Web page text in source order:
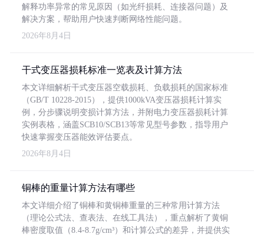
解释功率异常的常见原因（如光纤损耗、连接器问题）及
解决方案，帮助用户快速判断网络性能问题。
2026年8月4日
干式变压器损耗标准一览表及计算方法
本文详细解析干式变压器空载损耗、负载损耗的国家标准
（GB/T 10228-2015），提供1000kVA变压器损耗计算实
例，分步骤说明变损计算方法，并附电力变压器损耗计算
实例表格，涵盖SCB10/SCB13等常见型号参数，指导用户
快速掌握变压器能效评估要点。
2026年8月4日
铜棒的重量计算方法有哪些
本文详细介绍了铜棒和黄铜棒重量的三种常用计算方法
（理论公式法、查表法、在线工具法），重点解析了黄铜
棒密度取值（8.4-8.7g/cm³）和计算公式的差异，并提供实